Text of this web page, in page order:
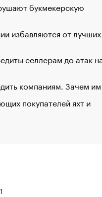
букмекерскую
избавляются от лучших
селлерам до атак
компаниям. Зачем
покупателей яхт и